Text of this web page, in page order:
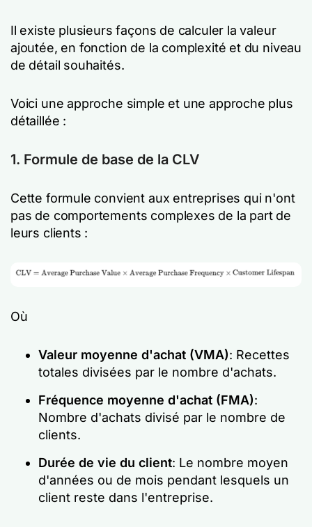
Il existe plusieurs façons de calculer la valeur
ajoutée, en fonction de la complexité et du niveau
de détail souhaités.
Voici une approche simple et une approche plus
détaillée :
1. Formule de base de la CLV
Cette formule convient aux entreprises qui n'ont
pas de comportements complexes de la part de
leurs clients :
Où
Valeur moyenne d'achat (VMA): Recettes
totales divisées par le nombre d'achats.
Fréquence moyenne d'achat (FMA):
Nombre d'achats divisé par le nombre de
clients.
Durée de vie du client: Le nombre moyen
d'années ou de mois pendant lesquels un
client reste dans l'entreprise.